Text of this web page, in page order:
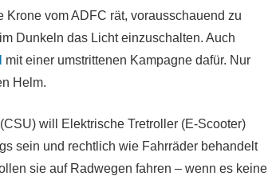
vom ADFC rät, vorausschauend zu
Dunkeln das Licht einzuschalten. Auch
mit einer umstrittenen Kampagne dafür. Nur
Helm.
will Elektrische Tretroller (E-Scooter)
sein und rechtlich wie Fahrräder behandelt
sie auf Radwegen fahren – wenn es keine